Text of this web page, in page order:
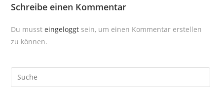
Schreibe einen Kommentar
Du mussteingeloggt sein, um einen Kommentar erstellen
zu können.